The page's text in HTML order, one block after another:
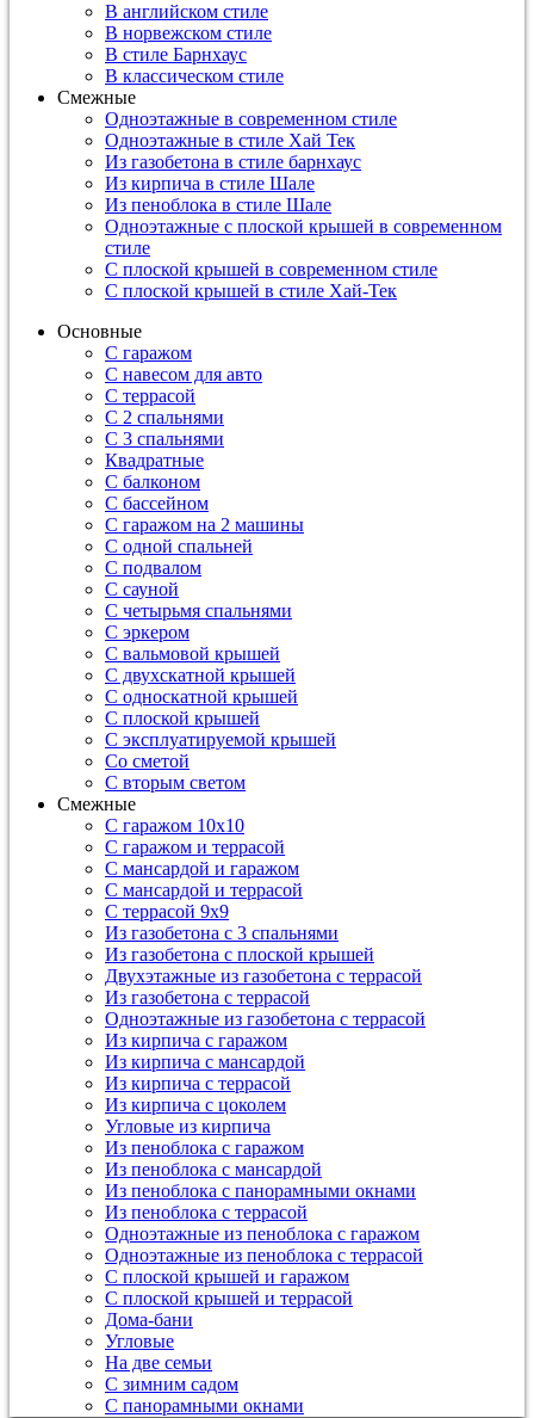
В английском стиле
В норвежском стиле
В стиле Барнхаус
В классическом стиле
Смежные
Одноэтажные в современном стиле
Одноэтажные в стиле Хай Тек
Из газобетона в стиле барнхаус
Из кирпича в стиле Шале
Из пеноблока в стиле Шале
Одноэтажные с плоской крышей в современном
стиле
С плоской крышей в современном стиле
С плоской крышей в стиле Хай-Тек
Основные
С гаражом
С навесом для авто
С террасой
С 2 спальнями
С 3 спальнями
Квадратные
С балконом
С бассейном
С гаражом на 2 машины
С одной спальней
С подвалом
С сауной
С четырьмя спальнями
С эркером
С вальмовой крышей
С двухскатной крышей
С односкатной крышей
С плоской крышей
С эксплуатируемой крышей
Со сметой
С вторым светом
Смежные
С гаражом 10х10
С гаражом и террасой
С мансардой и гаражом
С мансардой и террасой
С террасой 9х9
Из газобетона с 3 спальнями
Из газобетона с плоской крышей
Двухэтажные из газобетона с террасой
Из газобетона с террасой
Одноэтажные из газобетона с террасой
Из кирпича с гаражом
Из кирпича с мансардой
Из кирпича с террасой
Из кирпича с цоколем
Угловые из кирпича
Из пеноблока с гаражом
Из пеноблока с мансардой
Из пеноблока с панорамными окнами
Из пеноблока с террасой
Одноэтажные из пеноблока с гаражом
Одноэтажные из пеноблока с террасой
С плоской крышей и гаражом
С плоской крышей и террасой
Дома-бани
Угловые
На две семьи
С зимним садом
С панорамными окнами